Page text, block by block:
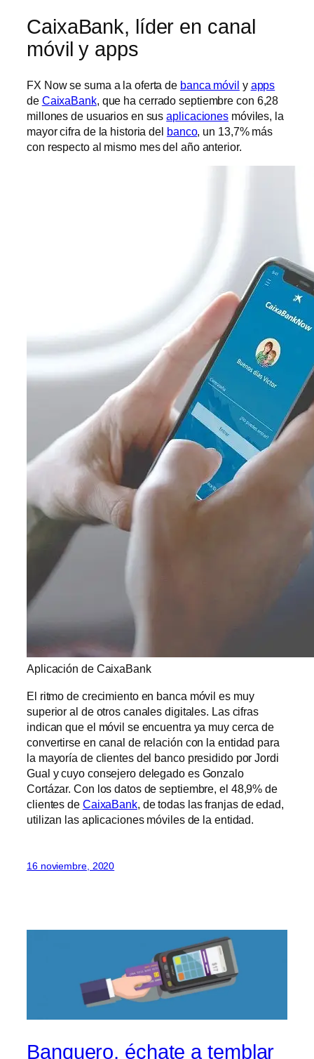
CaixaBank, líder en canal
móvil y apps
FX Now se suma a la oferta de banca móvil y apps
de CaixaBank, que ha cerrado septiembre con 6,28
millones de usuarios en susaplicaciones móviles, la
mayor cifra de la historia del banco, un 13,7% más
con respecto al mismo mes del año anterior.
Aplicación de CaixaBank
El ritmo de crecimiento en banca móvil es muy
superior al de otros canales digitales. Las cifras
indican que el móvil se encuentra ya muy cerca de
convertirse en canal de relación con la entidad para
la mayoría de clientes del banco presidido por Jordi
Gual y cuyo consejero delegado es Gonzalo
Cortázar. Con los datos de septiembre, el 48,9% de
clientes de CaixaBank, de todas las franjas de edad,
utilizan las aplicaciones móviles de la entidad.
16 noviembre, 2020
Banquero, échate a temblar